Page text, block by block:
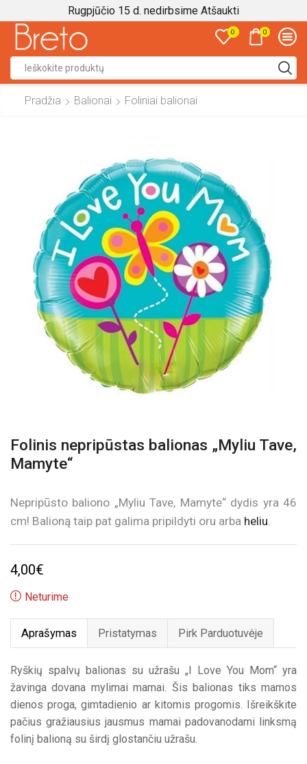
Rugpjūčio 15 d. nedirbsime Atšaukti
0 0
input
Pradžia Balionai Foliniai balionai
Folinis nepripūstas balionas „Myliu Tave,
Mamyte“
Nepripūsto baliono „Myliu Tave, Mamyte“ dydis yra 46
cm! Balioną taip pat galima pripildyti oru arba heliu.
4,00€
Neturime
Aprašymas Pristatymas Pirk Parduotuvėje
Ryškių spalvų balionas su užrašu „I Love You Mom“ yra
žavinga dovana mylimai mamai. Šis balionas tiks mamos
dienos proga, gimtadienio ar kitomis progomis. Išreikškite
pačius gražiausius jausmus mamai padovanodami linksmą
folinį balioną su širdį glostančiu užrašu.